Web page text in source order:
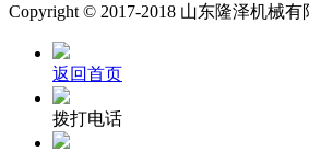
Copyright © 2017-2018 山东隆泽机械
返回首页
拨打电话